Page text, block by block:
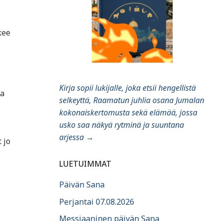
jo
Kirja sopii lukijalle, joka etsii hengellistä
selkeyttä, Raamatun juhlia osana Jumalan
kokonaiskertomusta sekä elämää, jossa
usko saa näkyä rytminä ja suuntana
arjessa →
LUETUIMMAT
Päivän Sana
Perjantai 07.08.2026
Messiaaninen päivän Sana